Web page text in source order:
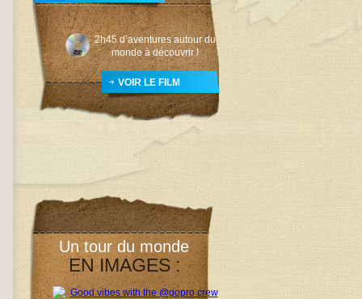
2h45 d’aventures autour du
monde à découvrir !
VOIR LE FILM
Un tour du monde
EN IMAGES :